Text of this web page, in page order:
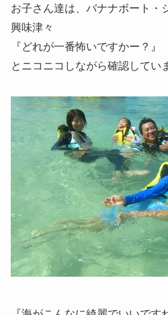
お子さん達は、バナナボート・
興味津々
『どれが一番怖いですかー？』
とニコニコしながら確認してい